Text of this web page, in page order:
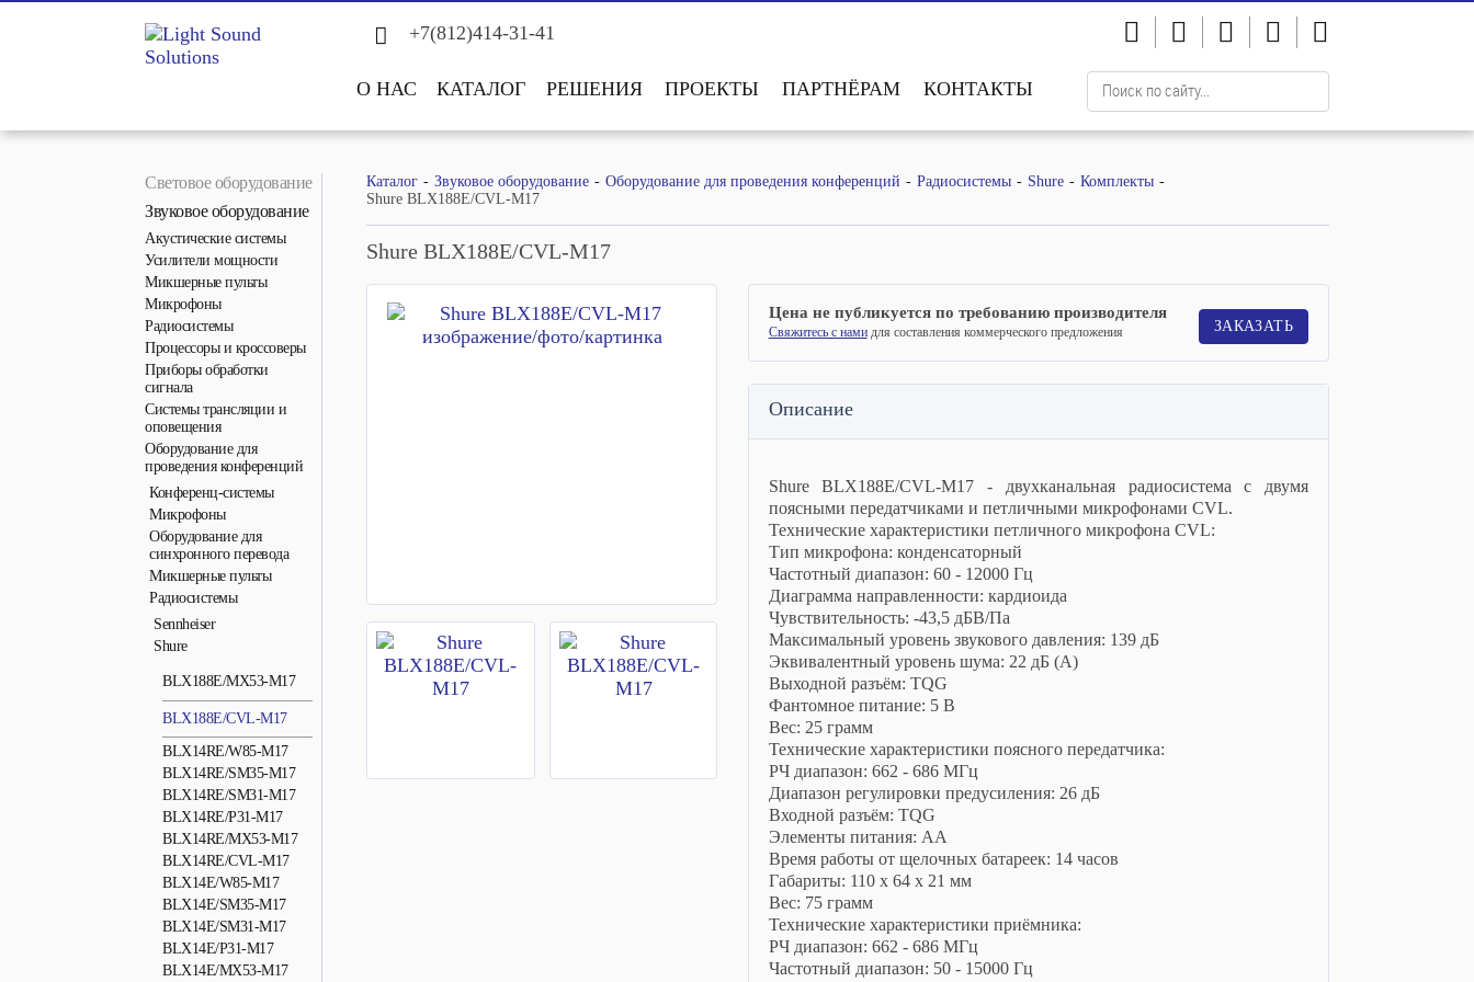
+7(812)414-31-41
О НАС КАТАЛОГ РЕШЕНИЯ ПРОЕКТЫ ПАРТНЁРАМ КОНТАКТЫ
Световое оборудование
Звуковое оборудование
Акустические системы
Усилители мощности
Микшерные пульты
Микрофоны
Радиосистемы
Процессоры и кроссоверы
Приборы обработки
сигнала
Системы трансляции и
оповещения
Оборудование для
проведения конференций
Конференц-системы
Микрофоны
Оборудование для
синхронного перевода
Микшерные пульты
Радиосистемы
Sennheiser
Shure
BLX188E/MX53-M17
BLX188E/CVL-M17
BLX14RE/W85-M17
BLX14RE/SM35-M17
BLX14RE/SM31-M17
BLX14RE/P31-M17
BLX14RE/MX53-M17
BLX14RE/CVL-M17
BLX14E/W85-M17
BLX14E/SM35-M17
BLX14E/SM31-M17
BLX14E/P31-M17
BLX14E/MX53-M17
Каталог Звуковое оборудование Оборудование для проведения конференций Радиосистемы Shure
Комплекты
Shure BLX188E/CVL-M17
Shure BLX188E/CVL-M17
Цена не публикуется по требованию производителя
Свяжитесь с намидля составления коммерческого предложения ЗАКАЗАТЬ
Описание
Shure BLX188E/CVL-M17 - двухканальная радиосистема с двумя
поясными передатчиками и петличными микрофонами CVL.
Технические характеристики петличного микрофона CVL:
Тип микрофона: конденсаторный
Частотный диапазон: 60 - 12000 Гц
Диаграмма направленности: кардиоида
Чувствительность: -43,5 дБВ/Па
Максимальный уровень звукового давления: 139 дБ
Эквивалентный уровень шума: 22 дБ (А)
Выходной разъём: TQG
Фантомное питание: 5 В
Вес: 25 грамм
Технические характеристики поясного передатчика:
РЧ диапазон: 662 - 686 МГц
Диапазон регулировки предусиления: 26 дБ
Входной разъём: TQG
Элементы питания: AA
Время работы от щелочных батареек: 14 часов
Габариты: 110 х 64 х 21 мм
Вес: 75 грамм
Технические характеристики приёмника:
РЧ диапазон: 662 - 686 МГц
Частотный диапазон: 50 - 15000 Гц